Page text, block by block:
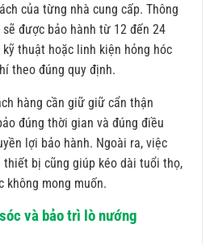
của từng nhà cung cấp. Thông
được bảo hành từ 12 đến 24
thuật hoặc linh kiện hỏng hóc
theo đúng quy định.
hàng cần giữ giữ cẩn thận
đúng thời gian và đúng điều
lợi bảo hành. Ngoài ra, việc
thiết bị cũng giúp kéo dài tuổi thọ,
không mong muốn.
và bảo trì lò nướng